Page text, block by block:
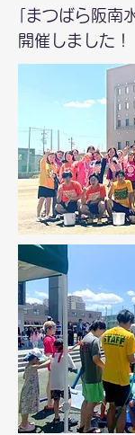
｢まつばら阪南
開催しました！